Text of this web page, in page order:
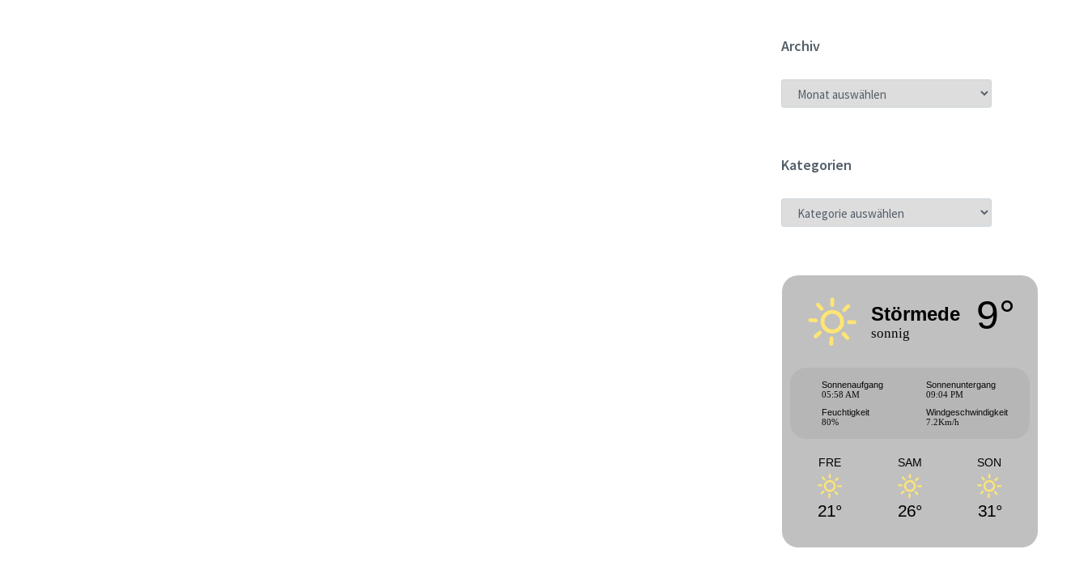
Archiv
ARCHIV
Kategorien
KATEGORIEN
Störmede
sonnig 9°
Sonnenaufgang
05:58 AM
Sonnenuntergang
09:04 PM
Feuchtigkeit
80%
Windgeschwindigkeit
7.2Km/h
FRE
21°
SAM
26°
SON
31°